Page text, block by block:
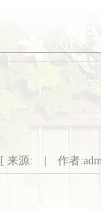
[ 来源: | 作者